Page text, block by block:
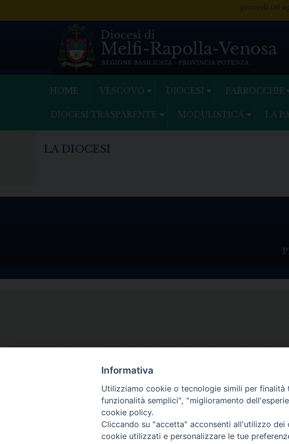
giovedì 06
HOME VESCOVO DIOCESI PARROCCHIE
DIOCESI TRASPARENTE MODULISTICA LA
LA DIOCESI
Informativa
Utilizziamo cookie o tecnologie simili per
funzionalità semplici", "miglioramento
cookie policy.
Cliccando su "accetta" acconsenti all'utilizzo
cookie utilizzati e personalizzare le tue